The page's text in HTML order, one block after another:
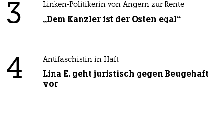
3 Linken-Politikerin von Angern zur Rente
„Dem Kanzler ist der Osten egal“
4 Antifaschistin in Haft
Lina E. geht juristisch gegen Beugehaft
vor